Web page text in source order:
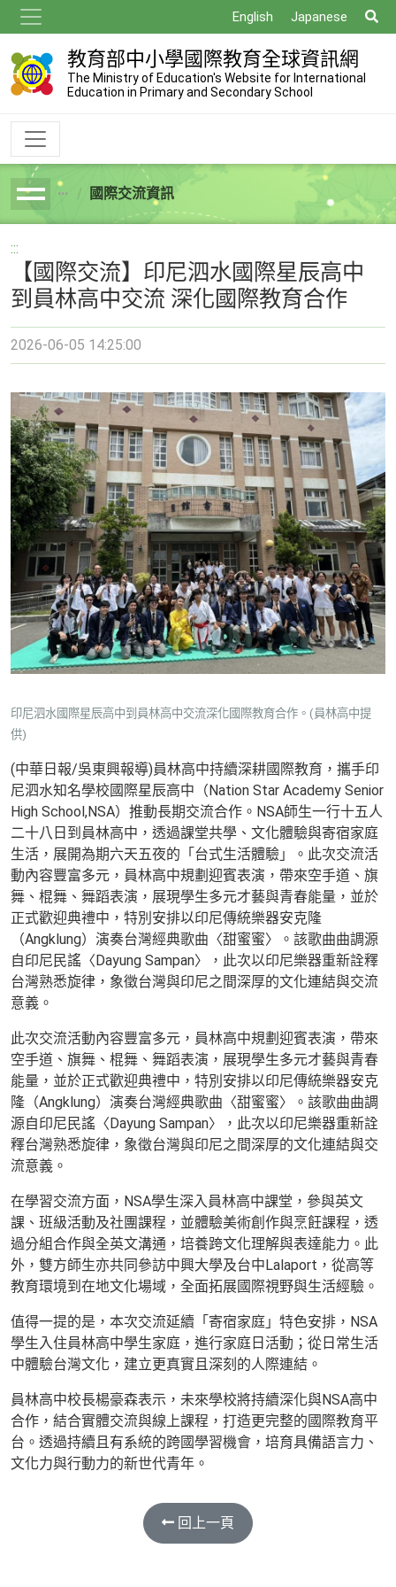
到
主
要
內
English Japanese
尋
教育部中小學國際教育全球資訊網
The Ministry of Education's Website for International
Education in Primary and Secondary School
breadcrumb國際交流資訊
:::
【國際交流】印尼泗水國際星辰高中
到員林高中交流 深化國際教育合作
2026-06-05 14:25:00
印尼泗水國際星辰高中到員林高中交流深化國際教育合作。(員林高中提
供)
(中華日報/吳東興報導)員林高中持續深耕國際教育，攜手印
尼泗水知名學校國際星辰高中（Nation Star Academy Senior
High School,NSA）推動長期交流合作。NSA師生一行十五人
二十八日到員林高中，透過課堂共學、文化體驗與寄宿家庭
生活，展開為期六天五夜的「台式生活體驗」。此次交流活
動內容豐富多元，員林高中規劃迎賓表演，帶來空手道、旗
舞、棍舞、舞蹈表演，展現學生多元才藝與青春能量，並於
正式歡迎典禮中，特別安排以印尼傳統樂器安克隆
（Angklung）演奏台灣經典歌曲〈甜蜜蜜〉。該歌曲曲調源
自印尼民謠〈Dayung Sampan〉，此次以印尼樂器重新詮釋
台灣熟悉旋律，象徵台灣與印尼之間深厚的文化連結與交流
意義。
此次交流活動內容豐富多元，員林高中規劃迎賓表演，帶來
空手道、旗舞、棍舞、舞蹈表演，展現學生多元才藝與青春
能量，並於正式歡迎典禮中，特別安排以印尼傳統樂器安克
隆（Angklung）演奏台灣經典歌曲〈甜蜜蜜〉。該歌曲曲調
源自印尼民謠〈Dayung Sampan〉，此次以印尼樂器重新詮
釋台灣熟悉旋律，象徵台灣與印尼之間深厚的文化連結與交
流意義。
在學習交流方面，NSA學生深入員林高中課堂，參與英文
課、班級活動及社團課程，並體驗美術創作與烹飪課程，透
過分組合作與全英文溝通，培養跨文化理解與表達能力。此
外，雙方師生亦共同參訪中興大學及台中Lalaport，從高等
教育環境到在地文化場域，全面拓展國際視野與生活經驗。
值得一提的是，本次交流延續「寄宿家庭」特色安排，NSA
學生入住員林高中學生家庭，進行家庭日活動；從日常生活
中體驗台灣文化，建立更真實且深刻的人際連結。
員林高中校長楊豪森表示，未來學校將持續深化與NSA高中
合作，結合實體交流與線上課程，打造更完整的國際教育平
台。透過持續且有系統的跨國學習機會，培育具備語言力、
文化力與行動力的新世代青年。
回上一頁